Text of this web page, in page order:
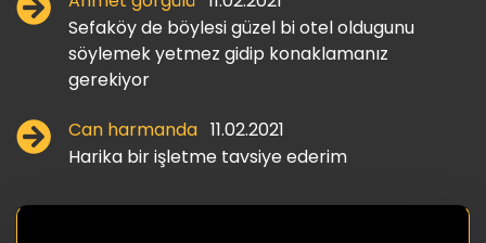
Sefaköy de böylesi güzel bi otel oldugunu
söylemek yetmez gidip konaklamanız
gerekiyor
Can harmanda 11.02.2021
Harika bir işletme tavsiye ederim